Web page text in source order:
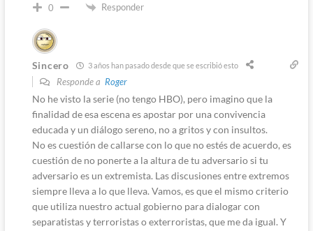
0 Responder
Sincero 3 años han pasado desde que se escribió esto
Responde a Roger
No he visto la serie (no tengo HBO), pero imagino que la
finalidad de esa escena es apostar por una convivencia
educada y un diálogo sereno, no a gritos y con insultos.
No es cuestión de callarse con lo que no estés de acuerdo, es
cuestión de no ponerte a la altura de tu adversario si tu
adversario es un extremista. Las discusiones entre extremos
siempre lleva a lo que lleva. Vamos, es que el mismo criterio
que utiliza nuestro actual gobierno para dialogar con
separatistas y terroristas o exterroristas, que me da igual. Y